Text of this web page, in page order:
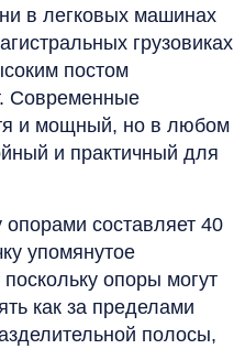
в легковых машинах
грузовиках
постом
Современные
и мощный, но в любом
и практичный для
составляет 40
упомянутое
опоры могут
как за пределами
полосы,